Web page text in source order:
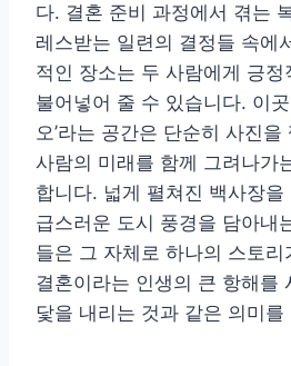
다. 결혼 준비 과정에서 겪는
레스받는 일련의 결정들 속에
적인 장소는 두 사람에게 긍
불어넣어 줄 수 있습니다. 이
오’라는 공간은 단순히 사진
사람의 미래를 함께 그려나가
합니다. 넓게 펼쳐진 백사장
급스러운 도시 풍경을 담아내
들은 그 자체로 하나의 스토리
결혼이라는 인생의 큰 항해를
닻을 내리는 것과 같은 의미를